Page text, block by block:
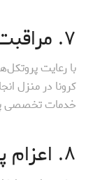
۷. مراقبت از بیماران کرونایی
با رعایت
کرونا در منزل
خدمات تخصصی
۸. اعزام پزشک به منزل